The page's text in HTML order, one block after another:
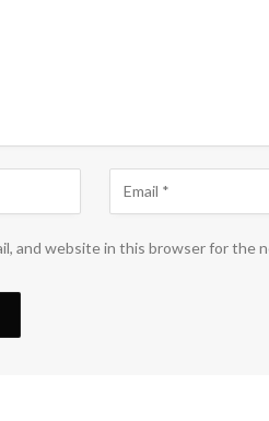
and website in this browser for the